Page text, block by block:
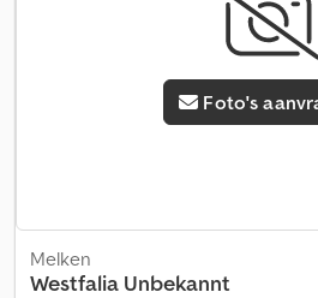
Foto's
Melken
Westfalia Unbekannt